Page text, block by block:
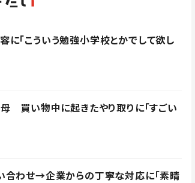
「こういう勉強小学校とかでして欲し
買い物中に起きたやり取りに「すごい
合わせ→企業からの丁寧な対応に「素晴